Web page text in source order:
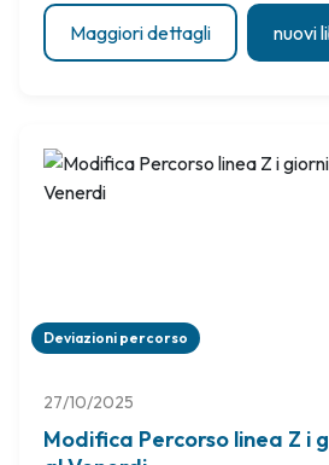
Maggiori dettagli nuovi
Deviazioni percorso
27/10/2025
Modifica Percorso linea Z i